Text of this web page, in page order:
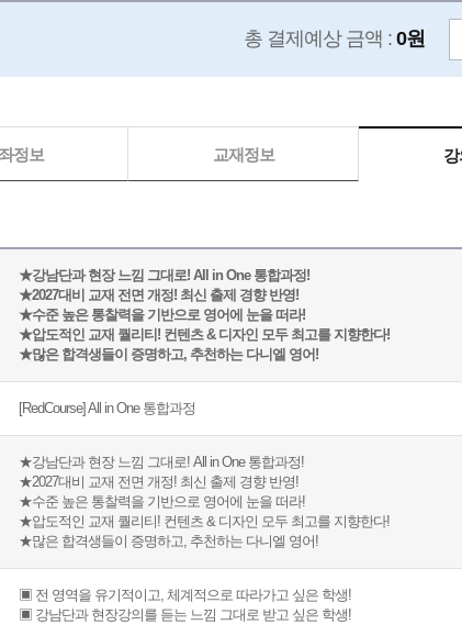
총 결제예상 금액 : 0원
정보 교재정보
★강남단과 현장 느낌 그대로! All in One 통합과정!
★2027대비 교재 전면 개정! 최신 출제 경향 반영!
★수준 높은 통찰력을 기반으로 영어에 눈을 떠라!
★압도적인 교재 퀄리티! 컨텐츠 & 디자인 모두 최고를 지향한다!
★많은 합격생들이 증명하고, 추천하는 다니엘 영어!
[RedCourse] All in One 통합과정
★강남단과 현장 느낌 그대로! All in One 통합과정!
★2027대비 교재 전면 개정! 최신 출제 경향 반영!
★수준 높은 통찰력을 기반으로 영어에 눈을 떠라!
★압도적인 교재 퀄리티! 컨텐츠 & 디자인 모두 최고를 지향한다!
★많은 합격생들이 증명하고, 추천하는 다니엘 영어!
▣ 전 영역을 유기적이고, 체계적으로 따라가고 싶은 학생!
▣ 강남단과 현장강의를 듣는 느낌 그대로 받고 싶은 학생!